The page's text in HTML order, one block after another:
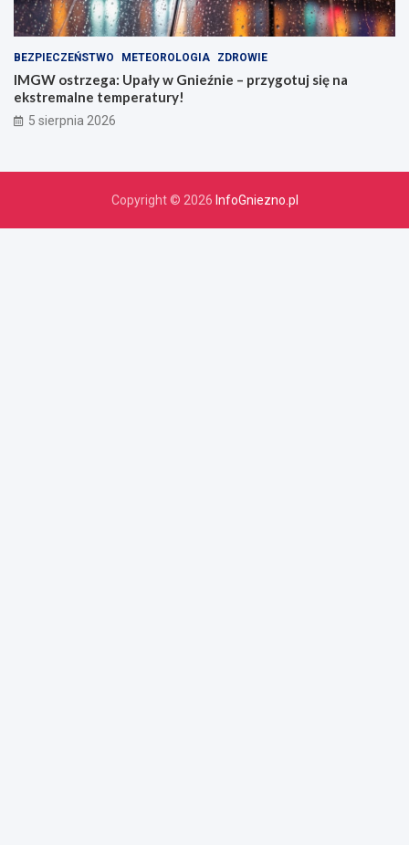
BEZPIECZEŃSTWO METEOROLOGIA ZDROWIE
IMGW ostrzega: Upały w Gnieźnie – przygotuj się na
ekstremalne temperatury!
5 sierpnia 2026
Copyright © 2026 InfoGniezno.pl